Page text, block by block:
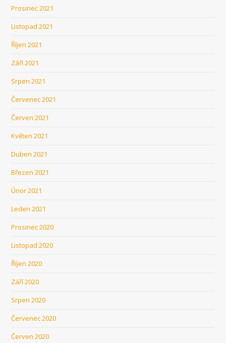
Prosinec 2021
Listopad 2021
Říjen 2021
Září 2021
Srpen 2021
Červenec 2021
Červen 2021
Květen 2021
Duben 2021
Březen 2021
Únor 2021
Leden 2021
Prosinec 2020
Listopad 2020
Říjen 2020
Září 2020
Srpen 2020
Červenec 2020
Červen 2020